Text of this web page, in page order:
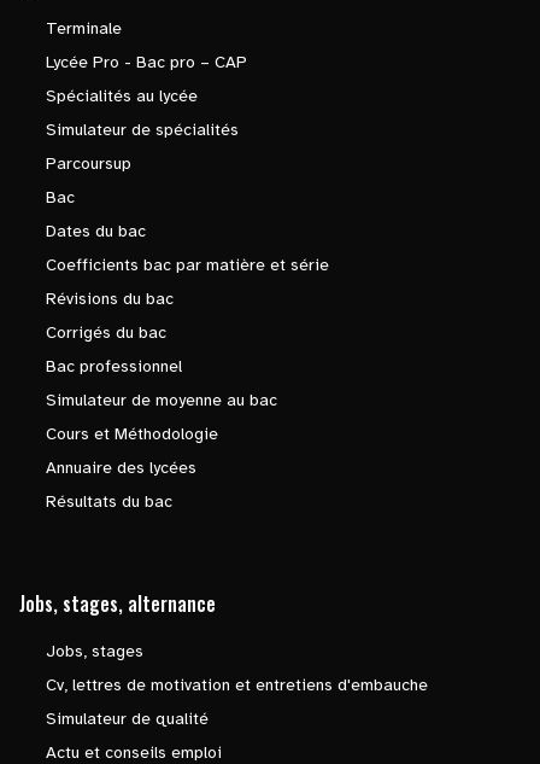
Terminale
Lycée Pro - Bac pro – CAP
Spécialités au lycée
Simulateur de spécialités
Parcoursup
Bac
Dates du bac
Coefficients bac par matière et série
Révisions du bac
Corrigés du bac
Bac professionnel
Simulateur de moyenne au bac
Cours et Méthodologie
Annuaire des lycées
Résultats du bac
Jobs, stages, alternance
Jobs, stages
Cv, lettres de motivation et entretiens d'embauche
Simulateur de qualité
Actu et conseils emploi